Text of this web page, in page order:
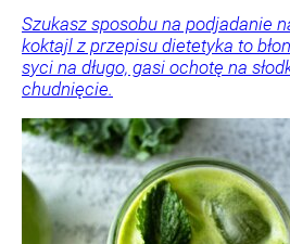
Szukasz sposobu na podjadanie
koktajl z przepisu dietetyka to
syci na długo, gasi ochotę na
chudnięcie.